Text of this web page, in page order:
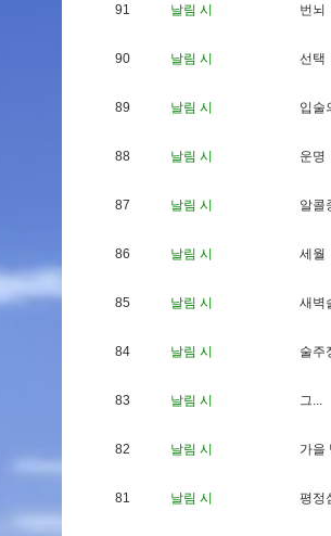
91 날림 시 번 뇌
90 날림 시 선 택
89 날림 시 입 술
88 날림 시 운명
87 날림 시 알콜
86 날림 시 세 월
85 날림 시 새 벽
84 날림 시 술주
83 날림 시 그...
82 날림 시 가을
81 날림 시 평정